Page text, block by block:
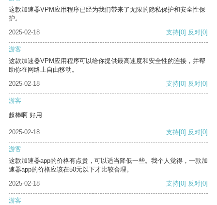
这款加速器VPM应用程序已经为我们带来了无限的隐私保护和安全性保
护。
2025-02-18
支持[0] 反对[0]
游客
这款加速器VPM应用程序可以给你提供最高速度和安全性的连接，并帮
助你在网络上自由移动。
2025-02-18
支持[0] 反对[0]
游客
超棒啊 好用
2025-02-18 支持[0] 反对[0]
游客
这款加速器app的价格有点贵，可以适当降低一些。我个人觉得，一款加
速器app的价格应该在50元以下才比较合理。
2025-02-18
支持[0] 反对[0]
游客